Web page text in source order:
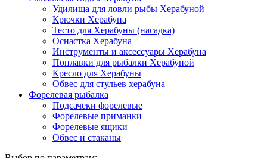
Удилища для ловли рыбы Херабуной
Крючки Херабуна
Тесто для Херабуны (насадка)
Оснастка Херабуна
Инструменты и аксессуары Херабуна
Поплавки для рыбалки Херабуной
Кресло для Херабуны
Обвес для стульев херабуна
Форелевая рыбалка
Подсачеки форелевые
Форелевые приманки
Форелевые ящики
Обвес и стаканы